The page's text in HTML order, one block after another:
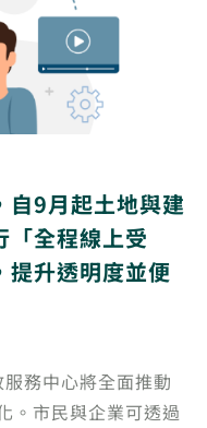
自9月起土地與建
「全程線上受
提升透明度並便
務中心將全面推動
。市民與企業可透過